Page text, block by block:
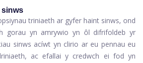
sinws
triniaeth ar gyfer haint sinws, ond
gorau yn amrywio yn ôl difrifoldeb yr
sinws acíwt yn clirio ar eu pennau eu
ac efallai y credwch ei fod yn